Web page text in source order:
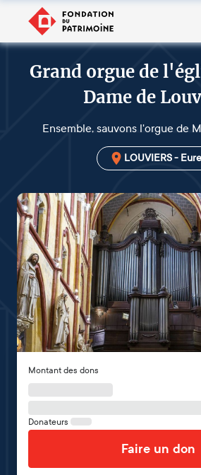
Grand orgue de
Dame de
Ensemble, sauvons l'orgue de
LOUVIERS - Eure
Montant des dons
Donateurs
Faire un don